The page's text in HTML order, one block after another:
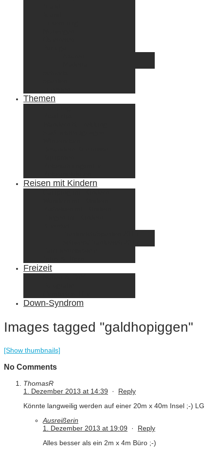
Themen
Reisen mit Kindern
Freizeit
Down-Syndrom
Images tagged "galdhopiggen"
[Show thumbnails]
No Comments
ThomasR
1. Dezember 2013 at 14:39 · Reply
Könnte langweilig werden auf einer 20m x 40m Insel ;-) LG
Ausreißerin
1. Dezember 2013 at 19:09 · Reply
Alles besser als ein 2m x 4m Büro ;-)